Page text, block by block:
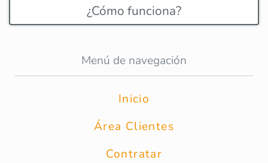
¿Cómo funciona?
Menú de navegación
Inicio
Área Clientes
Contratar